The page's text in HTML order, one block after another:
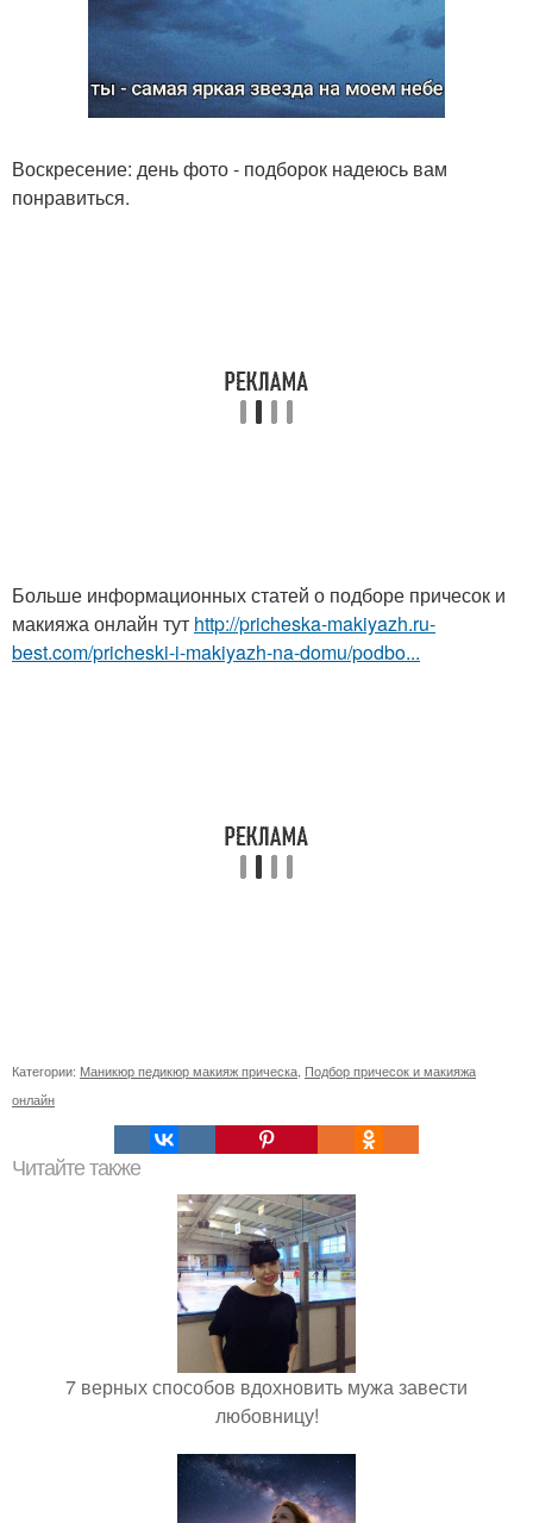
Воскресение: день фото - подборок надеюсь вам
понравиться.
Больше информационных статей о подборе причесок и
макияжа онлайн тут http://pricheska-makiyazh.ru-
best.com/pricheski-i-makiyazh-na-domu/podbo...
Категории: Маникюр педикюр макияж прическа Подбор причесок и макияжа
онлайн
Читайте также
7 верных способов вдохновить мужа завести
любовницу!